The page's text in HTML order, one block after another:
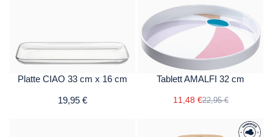
Platte CIAO 33 cm x 16 cm
19,95 €
Tablett AMALFI 32 cm
11,48 €22,95 €